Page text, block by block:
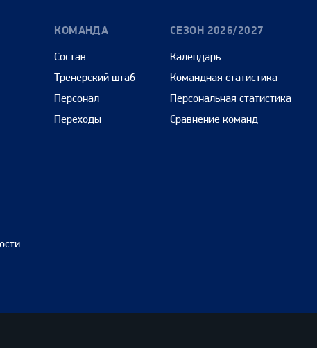
КОМАНДА
Состав
Тренерский штаб
Персонал
Переходы
СЕЗОН 2026/2027
Календарь
Командная статистика
Персональная статистика
Сравнение команд